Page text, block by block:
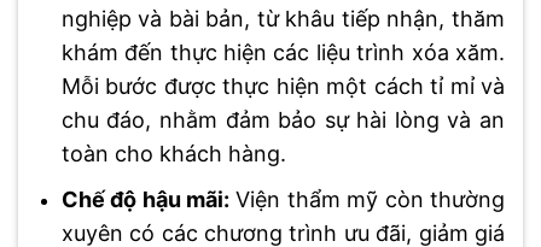
nghiệp và bài bản, từ khâu tiếp nhận, thăm
khám đến thực hiện các liệu trình xóa xăm.
Mỗi bước được thực hiện một cách tỉ mỉ và
chu đáo, nhằm đảm bảo sự hài lòng và an
toàn cho khách hàng.
Chế độ hậu mãi: Viện thẩm mỹ còn thường
xuyên có các chương trình ưu đãi, giảm giá